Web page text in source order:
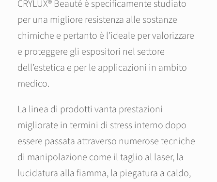
CRYLUX® Beauté è specificamente studiato
per una migliore resistenza alle sostanze
chimiche e pertanto è l’ideale per valorizzare
e proteggere gli espositori nel settore
dell’estetica e per le applicazioni in ambito
medico.
La linea di prodotti vanta prestazioni
migliorate in termini di stress interno dopo
essere passata attraverso numerose tecniche
di manipolazione come il taglio al laser, la
lucidatura alla fiamma, la piegatura a caldo,